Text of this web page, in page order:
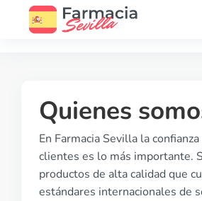
Quienes
En Farmacia Sevilla la
clientes es lo más importante.
productos de alta calidad que
estándares internacionales de